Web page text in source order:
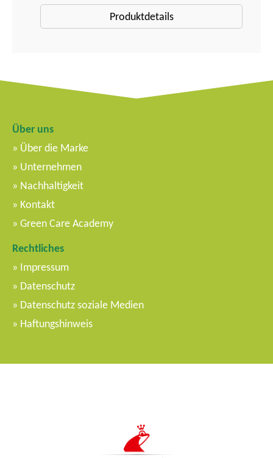
Produktdetails
Über uns
Über die Marke
Unternehmen
Nachhaltigkeit
Kontakt
Green Care Academy
Rechtliches
Impressum
Datenschutz
Datenschutz soziale Medien
Haftungshinweis